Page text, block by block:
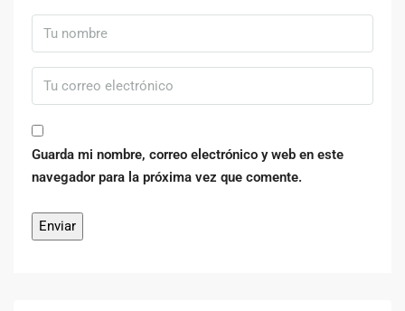
Guarda mi nombre, correo electrónico y web en este
navegador para la próxima vez que comente.